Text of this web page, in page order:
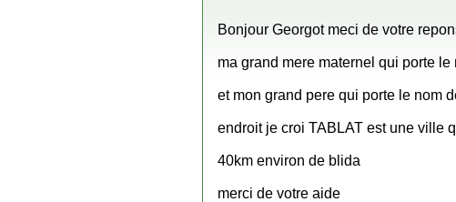
Bonjour Georgot meci de votre
ma grand mere maternel qui porte
et mon grand pere qui porte le nom
endroit je croi TABLAT est une ville
40km environ de blida
merci de votre aide